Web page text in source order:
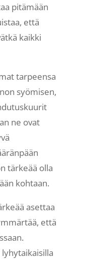
pitämään
että
kaikki
tarpeensa
syömisen,
ne ovat
tärkeää olla
kohtaan.
asettaa
että